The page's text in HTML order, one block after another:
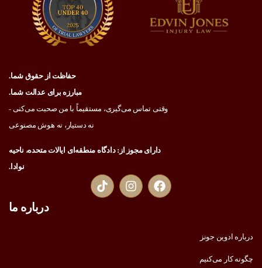
حفاظت از حقوق شما.
مبارزه برای عدالت شما.
وقتی تماس می‌گیری، مستقیماً با من صحبت می‌کنی -
نه دستیار، نه هوش مصنوعی
دارای مجوز از: دادگاه منطقه‌ای ایالات متحده، ناحیه
نوادا.
درباره ما
درباره ادوین جونز
چگونه کار می‌کنیم